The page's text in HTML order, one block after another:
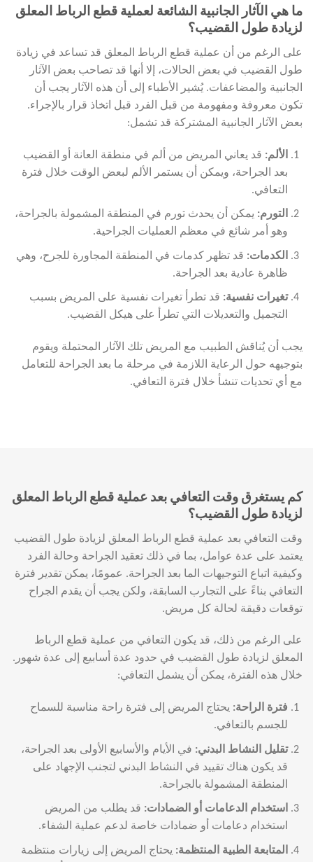
ما هي الآثار الجانبية الشائعة لعملية قطع الرباط المعلق
لزيادة طول القضيب؟
على الرغم من أن عملية قطع الرباط المعلق قد تساعد في زيادة
طول القضيب في بعض الحالات، إلا أنها قد تصاحب بعض الآثار
الجانبية والمضاعفات. يُشير الأطباء إلى أن هذه الآثار يجب أن
تكون معروفة ومفهومة من قبل الفرد قبل اتخاذ قرار بالإجراء.
بعض الآثار الجانبية المشتركة قد تشمل:
الألم: قد يعاني المريض من ألم في منطقة العانة أو القضيب
بعد الجراحة، ويمكن أن يستمر الألم لبعض الوقت خلال فترة
التعافي.
التورم: يمكن أن يحدث تورم في المنطقة المشمولة بالجراحة،
وهو أمر شائع في معظم العمليات الجراحية.
الكدمات: قد تظهر كدمات في المنطقة المجاورة للجرح، وهي
ظاهرة عادية بعد الجراحة.
تغيرات نفسية: قد تطرأ تغيرات نفسية على المريض بسبب
التجميل والتعديلات التي تطرأ على هيكل القضيب.
يجب أن يُناقش الطبيب مع المريض تلك الآثار المحتملة ويقوم
بتوجيهه حول الرعاية اللازمة في مرحلة ما بعد الجراحة للتعامل
مع أي تحديات تنشأ خلال فترة التعافي.
كم يستغرق وقت التعافي بعد عملية قطع الرباط المعلق
لزيادة طول القضيب؟
وقت التعافي بعد عملية قطع الرباط المعلق لزيادة طول القضيب
يعتمد على عدة عوامل، بما في ذلك تعقيد الجراحة وحالة الفرد
وكيفية اتباع التوجيهات الما بعد الجراحة. عمومًا، يمكن تقدير فترة
التعافي بناءً على التجارب السابقة، ولكن يجب أن يقدم الجراح
توقعات دقيقة لحالة كل مريض.
على الرغم من ذلك، قد يكون التعافي من عملية قطع الرباط
المعلق لزيادة طول القضيب في حدود عدة أسابيع إلى عدة شهور.
خلال هذه الفترة، يمكن أن يشمل التعافي:
فترة الراحة: يحتاج المريض إلى فترة راحة مناسبة للسماح
للجسم بالتعافي.
تقليل النشاط البدني: في الأيام والأسابيع الأولى بعد الجراحة،
قد يكون هناك تقييد في النشاط البدني لتجنب الإجهاد على
المنطقة المشمولة بالجراحة.
استخدام الدعامات أو الضمادات: قد يطلب من المريض
استخدام دعامات أو ضمادات خاصة لدعم عملية الشفاء.
المتابعة الطبية المنتظمة: يحتاج المريض إلى زيارات منتظمة